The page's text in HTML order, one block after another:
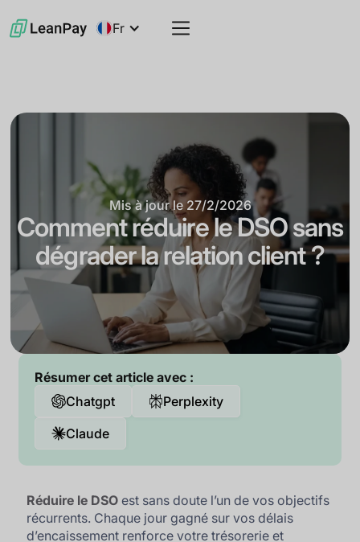
Fr
Mis à jour le 27/2/2026
Comment réduire le DSO sans
dégrader la relation client ?
Résumer cet article avec :
Chatgpt
Perplexity
Claude
Réduire le DSO est sans doute l’un de vos objectifs
récurrents. Chaque jour gagné sur vos délais
d’encaissement renforce votre trésorerie et